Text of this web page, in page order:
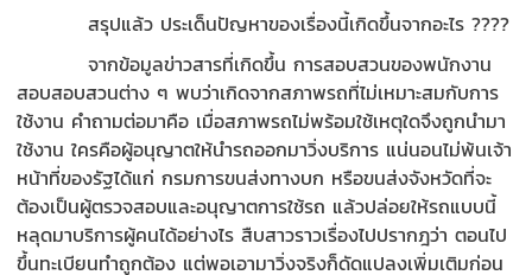
สรุปแล้ว ประเด็นปัญหาของเรื่องนี้เกิดขึ้นจากอะไร ????
จากข้อมูลข่าวสารที่เกิดขึ้น การสอบสวนของพนักงาน
สอบสอบสวนต่าง ๆ พบว่าเกิดจากสภาพรถที่ไม่เหมาะสมกับการ
ใช้งาน คำถามต่อมาคือ เมื่อสภาพรถไม่พร้อมใช้เหตุใดจึงถูกนำมา
ใช้งาน ใครคือผู้อนุญาตให้นำรถออกมาวิ่งบริการ แน่นอนไม่พ้นเจ้า
หน้าที่ของรัฐได้แก่ กรมการขนส่งทางบก หรือขนส่งจังหวัดที่จะ
ต้องเป็นผู้ตรวจสอบและอนุญาตการใช้รถ แล้วปล่อยให้รถแบบนี้
หลุดมาบริการผู้คนได้อย่างไร สืบสาวราวเรื่องไปปรากฎว่า ตอนไป
ขึ้นทะเบียนทำถูกต้อง แต่พอเอามาวิ่งจริงก็ดัดแปลงเพิ่มเติมก่อน